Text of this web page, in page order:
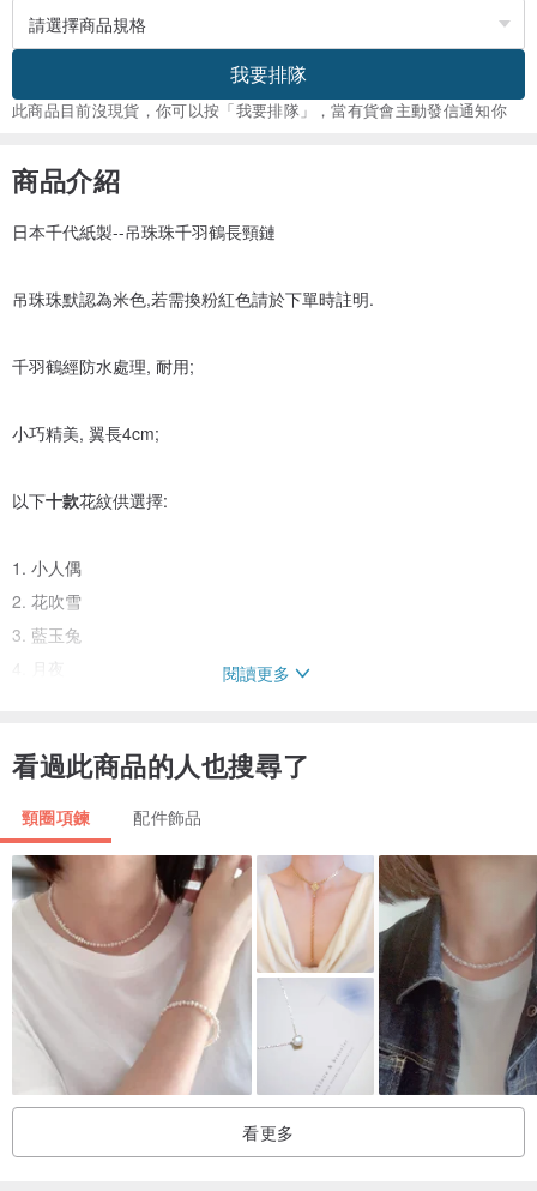
我要排隊
此商品目前沒現貨，你可以按「我要排隊」，當有貨會主動發信通知你
商品介紹
日本千代紙製--吊珠珠千羽鶴長頸鏈
吊珠珠默認為米色,若需換粉紅色請於下單時註明.
千羽鶴經防水處理, 耐用;
小巧精美, 翼長4cm;
以下十款花紋供選擇:
1. 小人偶
2. 花吹雪
3. 藍玉兔
4. 月夜
7. 金魚水巷
9. 黑橙紅
10. 寶石兔
圖片請參閱圖紋選擇頁(共2頁), 但請不要在該頁下單購買,選好後可在
本頁"商品規格"欄下單:
頁1:
www.pinkoi.com/product/1SYivpLd
頁2: www.pinkoi.com/product/1dFsStHp
款式選擇多, 共十款花紋選擇, 獨一無二;
閱讀更多
看過此商品的人也搜尋了
頸圈項鍊 配件飾品
看更多